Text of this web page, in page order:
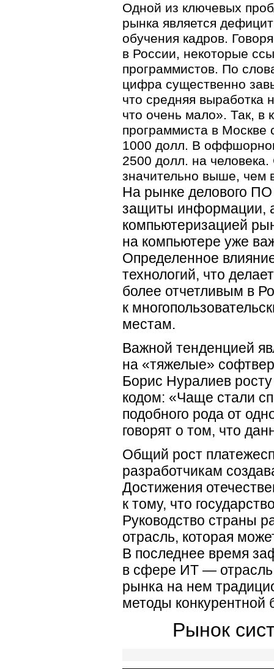
Одной из ключевых
рынка является
обучения кадров.
в России, некоторые
программистов. По
цифра существенно
что средняя выработка
что очень мало». Так, в
программиста в Москве
1000 долл. В
2500 долл. на
значительно выше, чем
На рынке делового
защиты информации,
компьютеризацией
на компьютере уже
Определенное
технологий, что
более отчетливым в
к
местам.
Важной тенденцией
на «тяжелые»
Борис Нуралиев
кодом: «Чаще стали
подобного рода от
говорят о том, что
Общий рост
разработчикам
Достижения
к тому, что
Руководство страны
отрасль, которая
В последнее время
в сфере ИТ — отрасль
рынка на нем
методы конкурентной
Рынок